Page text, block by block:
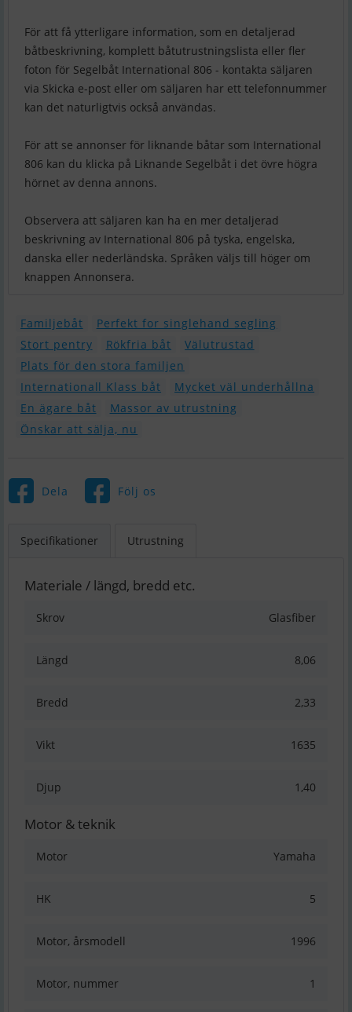
För att få ytterligare information, som en detaljerad
båtbeskrivning, komplett båtutrustningslista eller fler
foton för Segelbåt International 806 - kontakta säljaren
via Skicka e-post eller om säljaren har ett telefonnummer
kan det naturligtvis också användas.
För att se annonser för liknande båtar som International
806 kan du klicka på Liknande Segelbåt i det övre högra
hörnet av denna annons.
Observera att säljaren kan ha en mer detaljerad
beskrivning av International 806 på tyska, engelska,
danska eller nederländska. Språken väljs till höger om
knappen Annonsera.
Familjebåt
Perfekt for singlehand segling
Stort pentry
Rökfria båt
Välutrustad
Plats för den stora familjen
Internationall Klass båt
Mycket väl underhållna
En ägare båt
Massor av utrustning
Önskar att sälja, nu
Dela Följ os
Specifikationer Utrustning
Materiale / längd, bredd etc.
Skrov Glasfiber
Längd 8,06
Bredd 2,33
Vikt 1635
Djup 1,40
Motor & teknik
Motor Yamaha
HK 5
Motor, årsmodell 1996
Motor, nummer 1